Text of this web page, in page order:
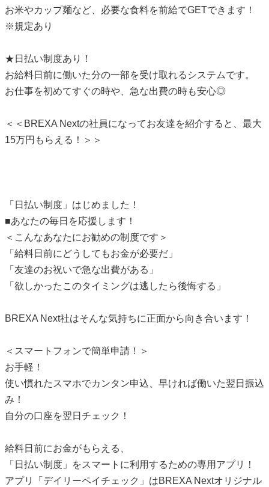
お米やカップ麺など、必要な食料を前給でGETできます！
※規定あり
★日払い制度あり！
お給料日前に働いた分の一部を受け取れるシステムです。
お仕事を初めてすぐの時や、急な出費の時も安心◎
＜＜BREXA Nextの社員になってお友達を紹介すると、最大
15万円もらえる！＞＞
「日払い制度」はじめました！
■あなたの毎日を応援します！
＜こんなあなたにお勧めの制度です＞
「給料日前にどうしてもお金が必要だ」
「友達のお祝いで急な出費がある」
「欲しかったこのタイミングは逃したら後悔する」
BREXA Next社はそんな気持ちに正面から向き合います！
＜スマートフォンで簡単申請！＞
お手軽！
使い慣れたスマホでカンタン申込、早ければ働いた翌日振込
み！
自分の口座を翌日チェック！
給料日前にお金がもらえる、
「日払い制度」をスマートに利用するための専用アプリ！
アプリ「デイリーペイチェック」はBREXA Nextオリジナル